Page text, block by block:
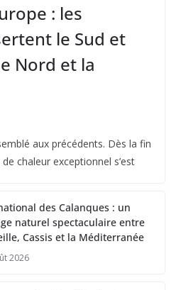
: les
le Sud et
Nord et la
aux précédents. Dès la fin
chaleur exceptionnel s’est
des Calanques : un
naturel spectaculaire entre
Cassis et la Méditerranée
2026